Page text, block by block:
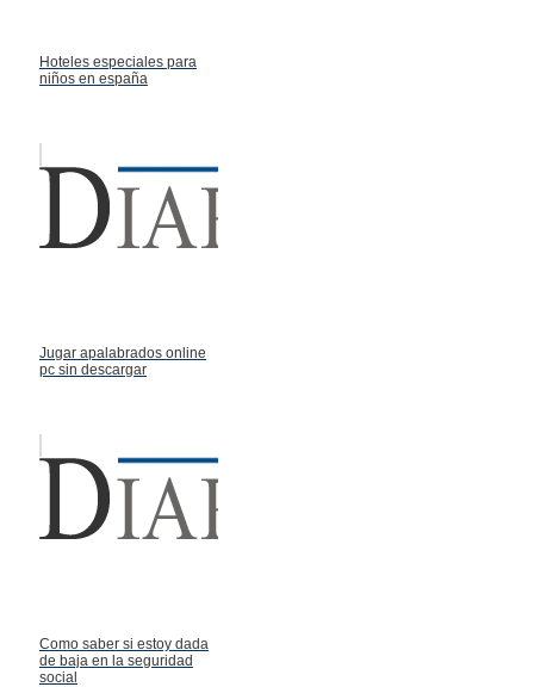
Hoteles especiales para
niños en españa
Jugar apalabrados online
pc sin descargar
Como saber si estoy dada
de baja en la seguridad
social